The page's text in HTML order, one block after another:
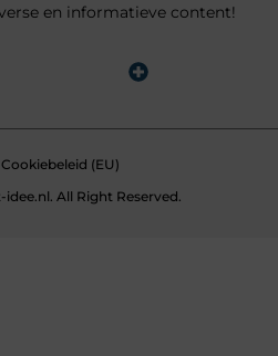
en informatieve content!
Cookiebeleid (EU)
All Right Reserved.